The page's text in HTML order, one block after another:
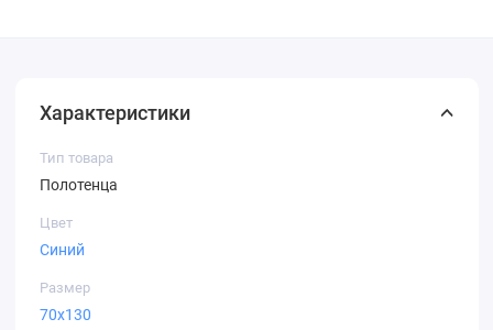
Характеристики
Тип товара
Полотенца
Цвет
Синий
Размер
70х130